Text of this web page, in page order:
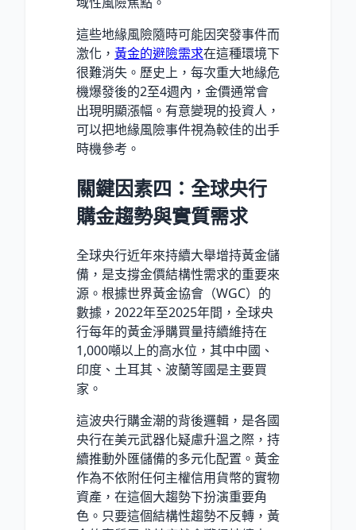
這些地緣風險隨時可能因突發事件而
激化， 黃金的避險需求在這種環境下
很難消失。歷史上，每次重大地緣危
機爆發後的2至4週內，金價通常會
出現明顯漲幅。有意變現的投資人，
可以把地緣風險事件視為較佳的出手
時機參考。
關鍵因素四：全球央行
購金趨勢與實質需求
全球央行近年來持續大舉增持黃金儲
備，是支撐金價結構性需求的重要來
源。根據世界黃金協會（WGC）的
數據，2022年至2025年間，全球央
行每年的黃金淨購買量持續維持在
1,000噸以上的高水位，其中中國、
印度、土耳其、波蘭等國是主要買
家。
這波央行購金潮的背後邏輯，是各國
央行在美元武器化疑慮升溫之際，持
續推動外匯儲備的多元化配置。黃金
作為不依附任何主權信用貨幣的實物
資產，在這個大趨勢下扮演重要角
色。只要這個結構性趨勢不反轉，黃